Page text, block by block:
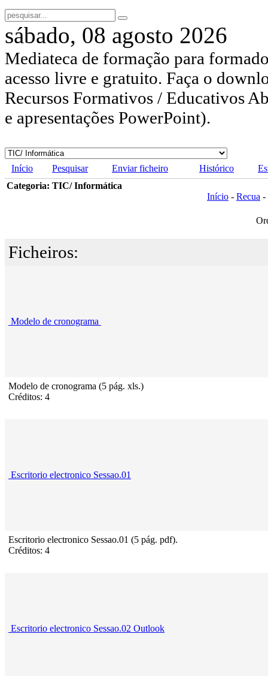
sábado, 08 agosto 2026
Mediateca de formação para
acesso livre e gratuito. Faça o
Recursos Formativos / Educativos
e apresentações PowerPoint).
Início Pesquisar Enviar ficheiro Histórico
Categoria: TIC/ Informática
Início - Recua -
Ficheiros:
Modelo de cronograma
Modelo de cronograma (5 pág. xls.)
Créditos: 4
Escritorio electronico Sessao.01
Escritorio electronico Sessao.01 (5 pág. pdf).
Créditos: 4
Escritorio electronico Sessao.02 Outlook